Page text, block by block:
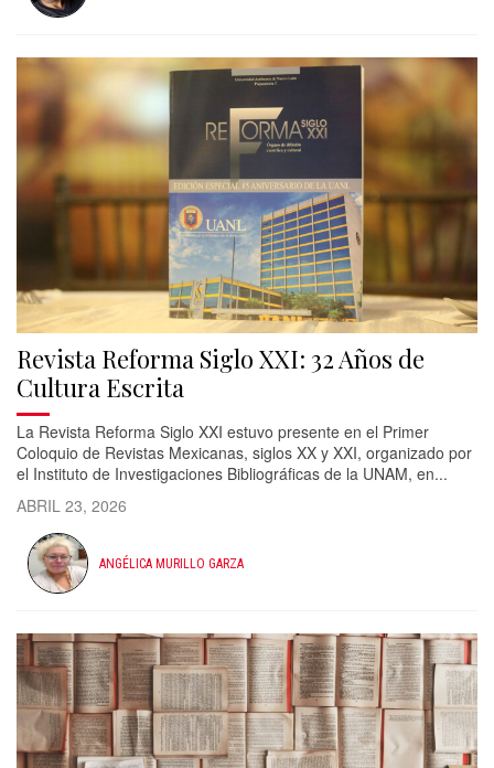
Revista Reforma Siglo XXI: 32 Años de
Cultura Escrita
La Revista Reforma Siglo XXI estuvo presente en el Primer
Coloquio de Revistas Mexicanas, siglos XX y XXI, organizado por
el Instituto de Investigaciones Bibliográficas de la UNAM, en...
ABRIL 23, 2026
ANGÉLICA MURILLO GARZA